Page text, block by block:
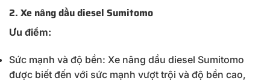
2. Xe nâng dầu diesel Sumitomo
Ưu điểm:
Sức mạnh và độ bền: Xe nâng dầu diesel Sumitomo
được biết đến với sức mạnh vượt trội và độ bền cao,